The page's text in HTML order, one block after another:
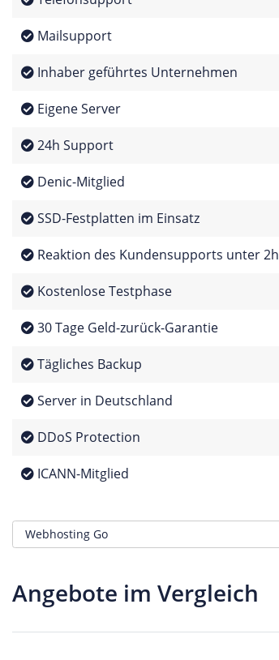
Mailsupport
Inhaber geführtes Unternehmen
Eigene Server
24h Support
Denic-Mitglied
SSD-Festplatten im Einsatz
Reaktion des Kundensupports unter 2h
Kostenlose Testphase
30 Tage Geld-zurück-Garantie
Tägliches Backup
Server in Deutschland
DDoS Protection
ICANN-Mitglied
Angebote im Vergleich